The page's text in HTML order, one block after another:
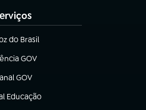
do Brasil
em nova aba)
GOV
em nova aba)
GOV
em nova aba)
Educação
em nova aba)